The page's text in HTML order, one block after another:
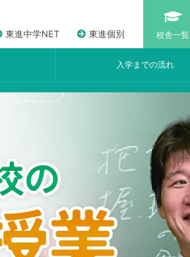
東進中学NET 東進個別 校舎一覧
入学までの流れ